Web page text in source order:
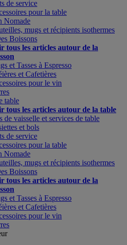
de service
pour la table
Nomade
mugs et récipients isothermes
Boissons
tous les articles autour de la
et Tasses à Espresso
et Cafetières
pour le vin
table
tous les articles autour de la table
de vaisselle et services de table
et bols
de service
pour la table
Nomade
mugs et récipients isothermes
Boissons
tous les articles autour de la
et Tasses à Espresso
et Cafetières
pour le vin